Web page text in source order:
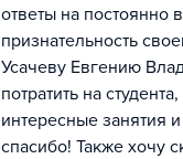
ответы на постоянно
признательность
Усачеву Евгению
потратить на
интересные занятия
спасибо! Также хочу